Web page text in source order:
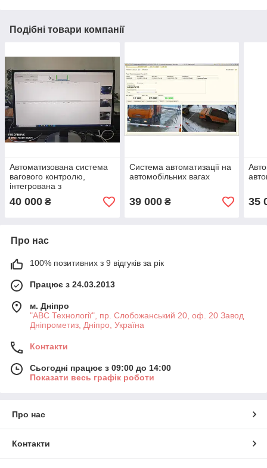
Подібні товари компанії
Автоматизована система
вагового контролю,
інтегрована з
відеоспостереженням
40 000 ₴
Система автоматизації на
автомобільних вагах
39 000₴ 35
Про нас
100% позитивних з 9 відгуків за рік
Працює з 24.03.2013
м. Дніпро
"АВС Технології", пр. Слобожанський 20, оф. 20 Завод
Дніпрометиз, Дніпро, Україна
Контакти
Сьогодні працює з 09:00 до 14:00
Показати весь графік роботи
Про нас
Контакти